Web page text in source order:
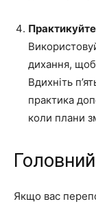
дихання, щоб
Вдихніть
практика
коли плани
Якщо вас